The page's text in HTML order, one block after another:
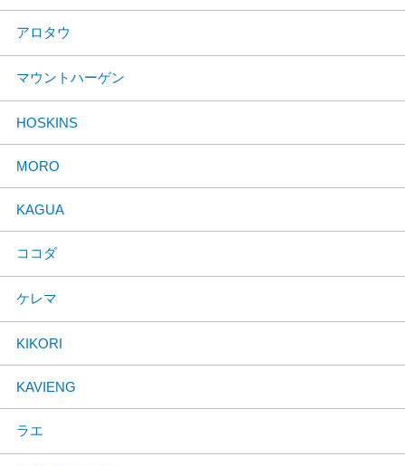
アロタウ
マウントハーゲン
HOSKINS
MORO
KAGUA
ココダ
ケレマ
KIKORI
KAVIENG
ラエ